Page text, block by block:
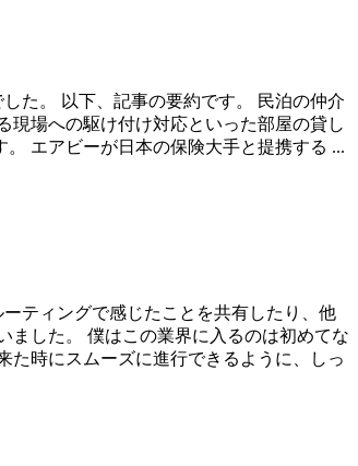
た。 以下、記事の要約です。 民泊の仲介
現場への駆け付け対応といった部屋の貸し
エアビーが日本の保険大手と提携する ...
ティングで感じたことを共有したり、他
ました。 僕はこの業界に入るのは初めてな
た時にスムーズに進行できるように、しっ